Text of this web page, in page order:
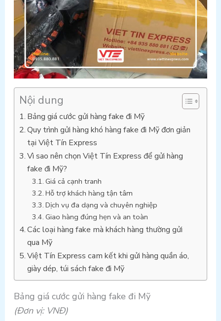
Nội dung
Bảng giá cước gửi hàng fake đi Mỹ
Quy trình gửi hàng khó hàng fake đi Mỹ đơn giản
tại Việt Tín Express
Vì sao nên chọn Việt Tín Express để gửi hàng
fake đi Mỹ?
Giá cả cạnh tranh
Hỗ trợ khách hàng tận tâm
Dịch vụ đa dạng và chuyên nghiệp
Giao hàng đúng hẹn và an toàn
Các loại hàng fake mà khách hàng thường gửi
qua Mỹ
Việt Tín Express cam kết khi gửi hàng quần áo,
giày dép, túi sách fake đi Mỹ
Bảng giá cước gửi hàng fake đi Mỹ
(Đơn vị: VNĐ)